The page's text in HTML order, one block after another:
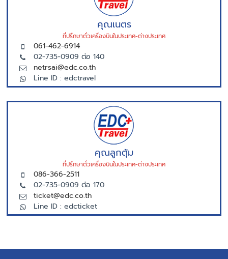
คุณเนตร
ที่ปรึกษาตั่วเครื่องบินในประเทศ-ต่างประเทศ
061-462-6914
02-735-0909 ต่อ 140
netrsai@edc.co.th
Line ID : edctravel
คุณลูกตุ้ม
ที่ปรึกษาตั่วเครื่องบินในประเทศ-ต่างประเทศ
086-366-2511
02-735-0909 ต่อ 170
ticket@edc.co.th
Line ID : edcticket